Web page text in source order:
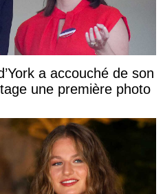
a accouché de son
une première photo